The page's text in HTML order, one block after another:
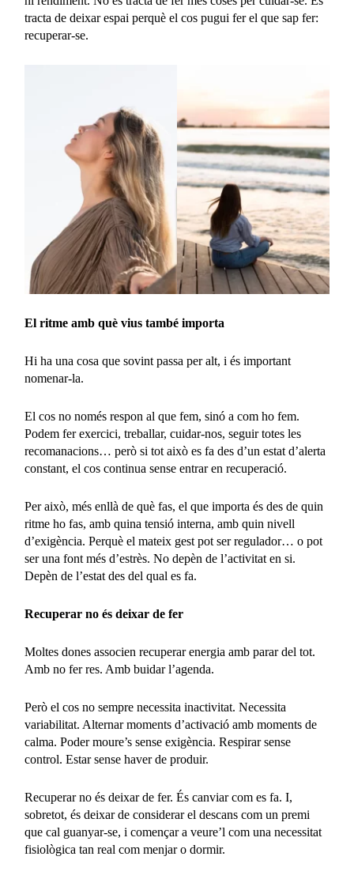
tracta de deixar espai perquè el cos pugui fer el que sap fer:
recuperar-se.
El ritme amb què vius també importa
Hi ha una cosa que sovint passa per alt, i és important
nomenar-la.
El cos no només respon al que fem, sinó a com ho fem.
Podem fer exercici, treballar, cuidar-nos, seguir totes les
recomanacions… però si tot això es fa des d’un estat d’alerta
constant, el cos continua sense entrar en recuperació.
Per això, més enllà de què fas, el que importa és des de quin
ritme ho fas, amb quina tensió interna, amb quin nivell
d’exigència. Perquè el mateix gest pot ser regulador… o pot
ser una font més d’estrès. No depèn de l’activitat en si.
Depèn de l’estat des del qual es fa.
Recuperar no és deixar de fer
Moltes dones associen recuperar energia amb parar del tot.
Amb no fer res. Amb buidar l’agenda.
Però el cos no sempre necessita inactivitat. Necessita
variabilitat. Alternar moments d’activació amb moments de
calma. Poder moure’s sense exigència. Respirar sense
control. Estar sense haver de produir.
Recuperar no és deixar de fer. És canviar com es fa. I,
sobretot, és deixar de considerar el descans com un premi
que cal guanyar-se, i començar a veure’l com una necessitat
fisiològica tan real com menjar o dormir.